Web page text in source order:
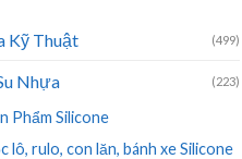
Kỹ Thuật (499)
Nhựa (223)
Phẩm Silicone
lô, rulo, con lăn, bánh xe Silicone